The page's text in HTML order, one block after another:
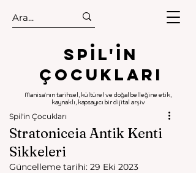
.
.
Spıl'in
Çocukları
Manisa'nın tarihsel, kültürel ve doğal belleğine etik,
kaynaklı, kapsayıcı bir dijital arşiv
Stratoniceia Antik Kenti
Sikkeleri
Spil'in Çocukları
Güncelleme tarihi: 29 Eki 2023